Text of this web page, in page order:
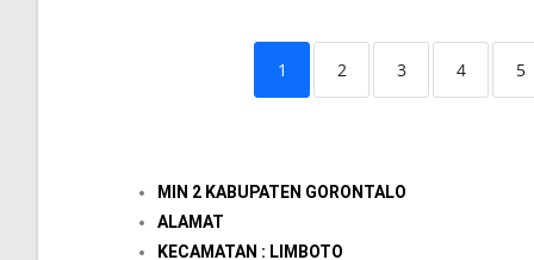
1 2 3 4 5
MIN 2 KABUPATEN GORONTALO
ALAMAT
KECAMATAN : LIMBOTO